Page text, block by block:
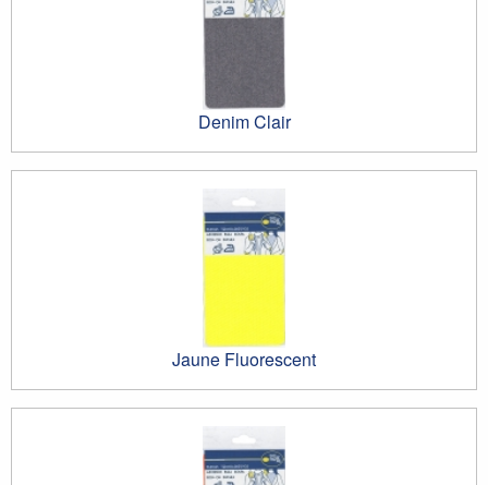
Denim Clair
Jaune Fluorescent